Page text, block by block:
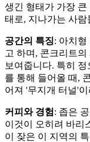
생긴 형태가 가장 큰
태로, 지나가는 사
공간의 특징: 아치
고 하며, 콘크리트
보여줍니다. 특히
를 통해 들어올 때,
어져 '무지개 터널'
커피와 경험 : 좁은
이것이 오히려 바리
이 잦은 이 지역의